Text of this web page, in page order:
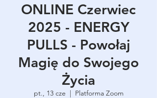
ONLINE Czerwiec
2025 - ENERGY
PULLS - Powołaj
Magię do Swojego
Życia
pt., 13 cze
  |
Platforma Zoom